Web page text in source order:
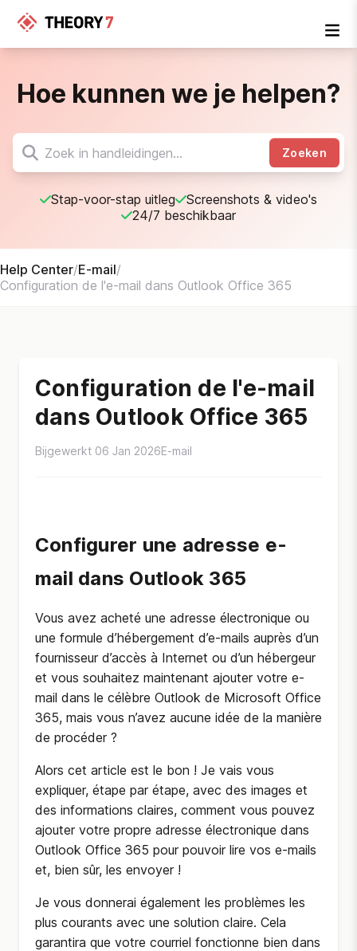
Hoe kunnen we je helpen?
Zoeken
Stap-voor-stap uitleg
Screenshots & video's
24/7 beschikbaar
Help Center/E-mail/
Configuration de l'e-mail dans Outlook Office 365
Configuration de l'e-mail
dans Outlook Office 365
Bijgewerkt 06 Jan 2026E-mail
Configurer une adresse e-
mail dans Outlook 365
Vous avez acheté une adresse électronique ou
une formule d’hébergement d’e-mails auprès d’un
fournisseur d’accès à Internet ou d’un hébergeur
et vous souhaitez maintenant ajouter votre e-
mail dans le célèbre Outlook de Microsoft Office
365, mais vous n’avez aucune idée de la manière
de procéder ?
Alors cet article est le bon ! Je vais vous
expliquer, étape par étape, avec des images et
des informations claires, comment vous pouvez
ajouter votre propre adresse électronique dans
Outlook Office 365 pour pouvoir lire vos e-mails
et, bien sûr, les envoyer !
Je vous donnerai également les problèmes les
plus courants avec une solution claire. Cela
garantira que votre courriel fonctionne bien dans